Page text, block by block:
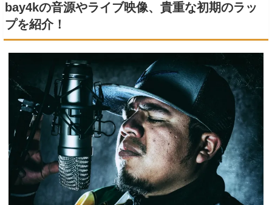
bay4kの音源やライブ映像、貴重な初期のラッ
プを紹介！